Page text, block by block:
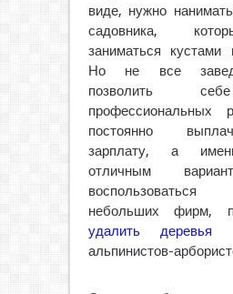
виде, нужно
садовника,
заниматься кустами
Но не все
позволить
профессиональных
постоянно
зарплату, а
отличным
небольших фирм,
удалить деревья
альпинистов-